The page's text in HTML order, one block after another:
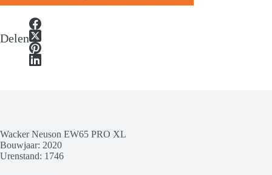
Delen
Wacker Neuson EW65 PRO XL
Bouwjaar: 2020
Urenstand: 1746